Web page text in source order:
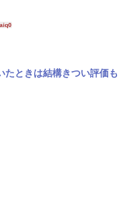
たときは結構きつい評価も